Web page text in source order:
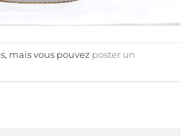
mais vous pouvez poster un